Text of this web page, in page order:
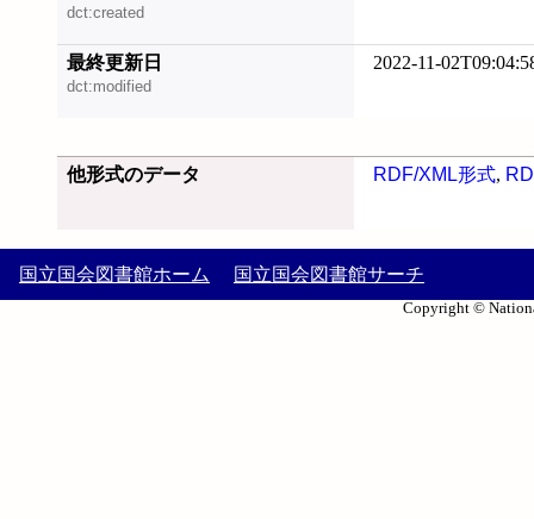
dct:created
最終更新日
dct:modified
2022-11-
他形式のデータ RDF/XML形式,
国立国会図書館ホーム 国立国会図書館サーチ
Copyright ©